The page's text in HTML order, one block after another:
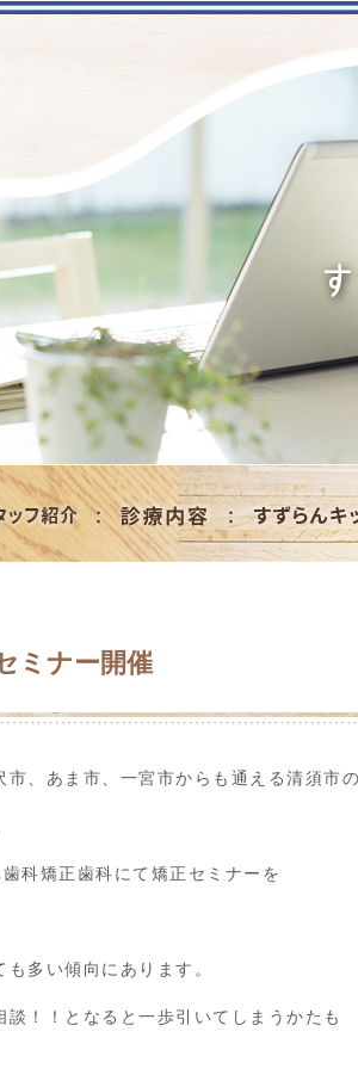
ミナー開催
市、あま市、一宮市からも通える清須市
科矯正歯科にて矯正セミナーを
多い傾向にあります。
！！となると一歩引いてしまうかたも